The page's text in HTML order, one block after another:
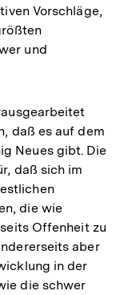
Vorschläge,
und
daß es auf dem
Neues gibt. Die
daß sich im
die wie
Offenheit zu
aber
in der
die schwer